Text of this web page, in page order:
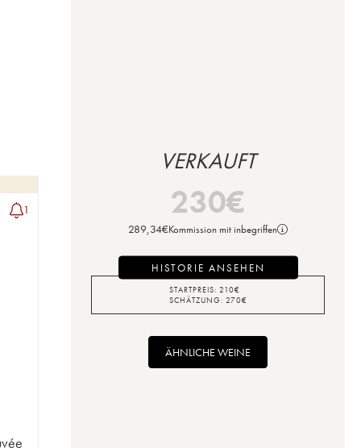
1
VERKAUFT
230€
289,34€Kommission mit inbegriffen
HISTORIE ANSEHEN
STARTPREIS: 210€
SCHÄTZUNG: 270€
ÄHNLICHE WEINE